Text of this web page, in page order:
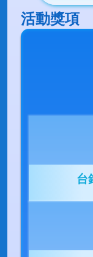
活動獎項
台